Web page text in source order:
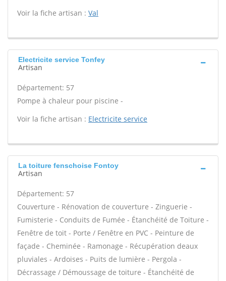
Voir la fiche artisan : Val
Electricite service Tonfey
Artisan
Département: 57
Pompe à chaleur pour piscine -
Voir la fiche artisan : Electricite service
La toiture fenschoise Fontoy
Artisan
Département: 57
Couverture - Rénovation de couverture - Zinguerie -
Fumisterie - Conduits de Fumée - Étanchéité de Toiture -
Fenêtre de toit - Porte / Fenêtre en PVC - Peinture de
façade - Cheminée - Ramonage - Récupération deaux
pluviales - Ardoises - Puits de lumière - Pergola -
Décrassage / Démoussage de toiture - Étanchéité de